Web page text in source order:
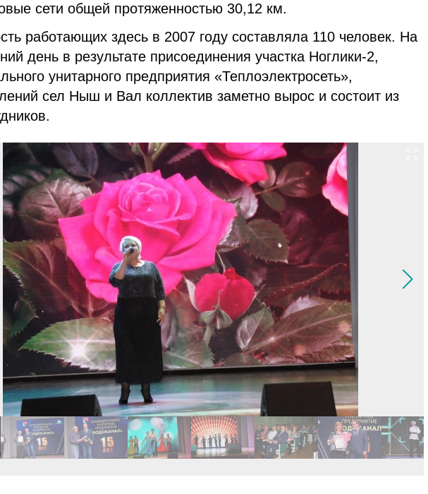
сети общей протяженностью 30,12 км.
работающих здесь в 2007 году составляла 110 человек. На
день в результате присоединения участка Ноглики-2,
унитарного предприятия «Теплоэлектросеть»,
сел Ныш и Вал коллектив заметно вырос и состоит из